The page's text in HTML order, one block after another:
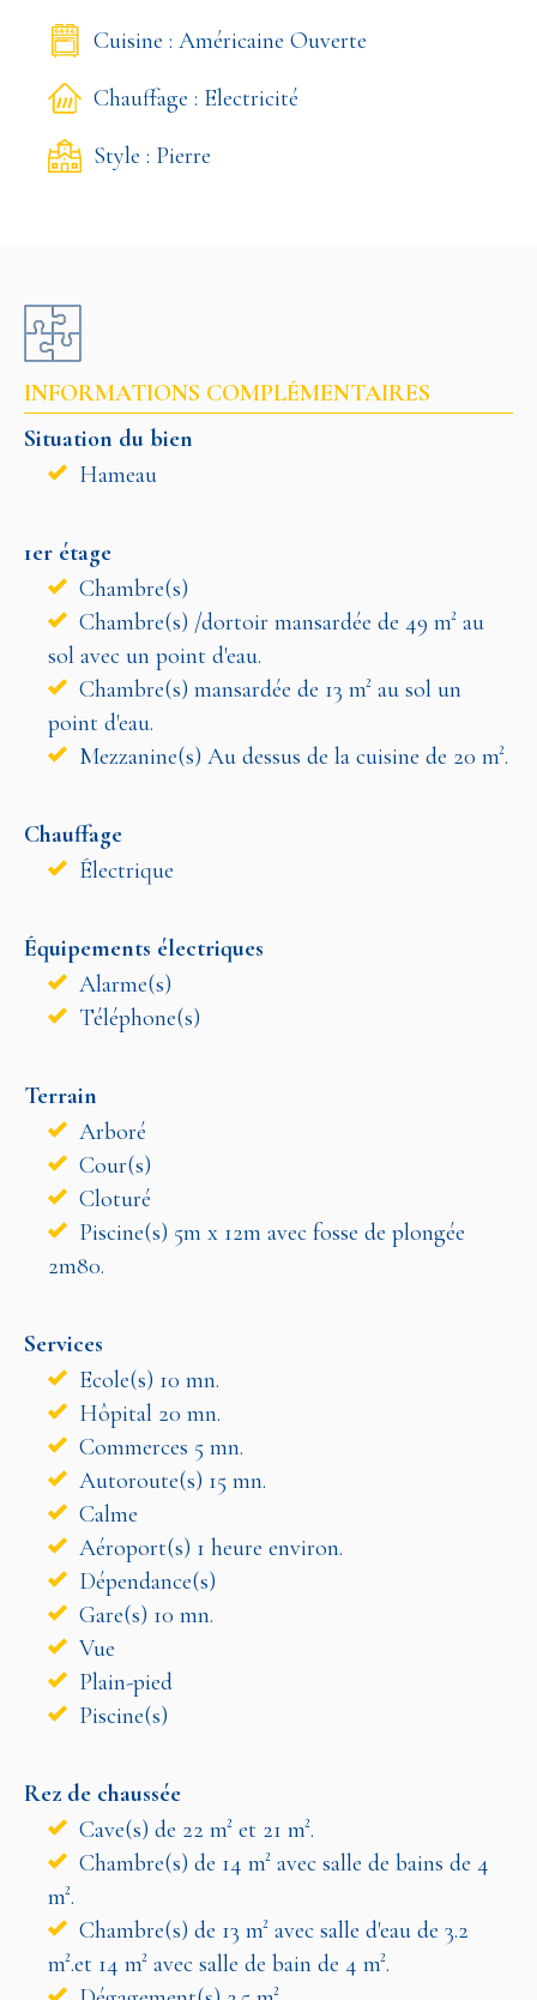
Cuisine : Américaine Ouverte
Chauffage : Electricité
Style : Pierre
INFORMATIONS COMPLÉMENTAIRES
Situation du bien
Hameau
1er étage
Chambre(s)
Chambre(s) /dortoir mansardée de 49 m² au
sol avec un point d'eau.
Chambre(s) mansardée de 13 m² au sol un
point d'eau.
Mezzanine(s) Au dessus de la cuisine de 20 m².
Chauffage
Électrique
Équipements électriques
Alarme(s)
Téléphone(s)
Terrain
Arboré
Cour(s)
Cloturé
Piscine(s) 5m x 12m avec fosse de plongée
2m80.
Services
Ecole(s) 10 mn.
Hôpital 20 mn.
Commerces 5 mn.
Autoroute(s) 15 mn.
Calme
Aéroport(s) 1 heure environ.
Dépendance(s)
Gare(s) 10 mn.
Vue
Plain-pied
Piscine(s)
Rez de chaussée
Cave(s) de 22 m² et 21 m².
Chambre(s) de 14 m² avec salle de bains de 4
m².
Chambre(s) de 13 m² avec salle d'eau de 3.2
m².et 14 m² avec salle de bain de 4 m².